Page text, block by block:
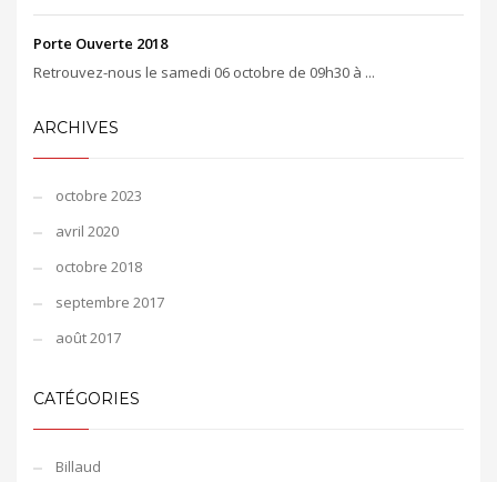
Porte Ouverte 2018
Retrouvez-nous le samedi 06 octobre de 09h30 à ...
ARCHIVES
octobre 2023
avril 2020
octobre 2018
septembre 2017
août 2017
CATÉGORIES
Billaud